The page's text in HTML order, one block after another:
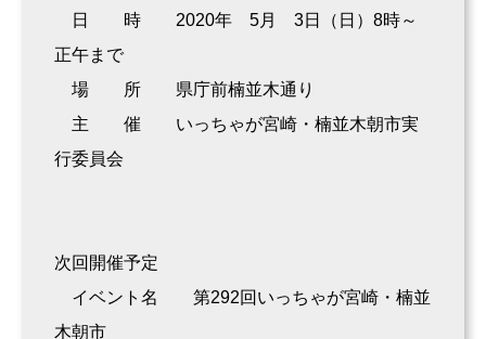
日 時 2020年 5月 3日（日）8時～
正午まで
場 所 県庁前楠並木通り
主 催 いっちゃが宮崎・楠並木朝市実
行委員会
次回開催予定
イベント名 第292回いっちゃが宮崎・楠並
木朝市